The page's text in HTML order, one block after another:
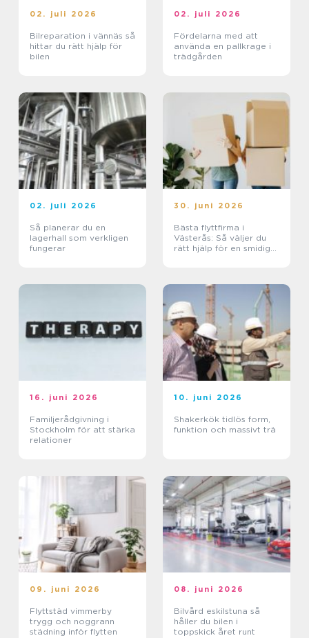
02. juli 2026
Bilreparation i vännäs så
hittar du rätt hjälp för
bilen
02. juli 2026
Fördelarna med att
använda en pallkrage i
trädgården
02. juli 2026
Så planerar du en
lagerhall som verkligen
fungerar
30. juni 2026
Bästa flyttfirma i
Västerås: Så väljer du
rätt hjälp för en smidig
16. juni 2026
Familjerådgivning i
Stockholm för att stärka
relationer
10. juni 2026
Shakerkök tidlös form,
funktion och massivt trä
09. juni 2026
Flyttstäd vimmerby
trygg och noggrann
städning inför flytten
08. juni 2026
Bilvård eskilstuna så
håller du bilen i
toppskick året runt